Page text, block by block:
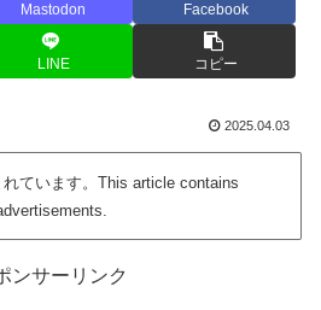
Mastodon Facebook
LINE コピー
2025.04.03
ています。This article contains
ンサーリンク